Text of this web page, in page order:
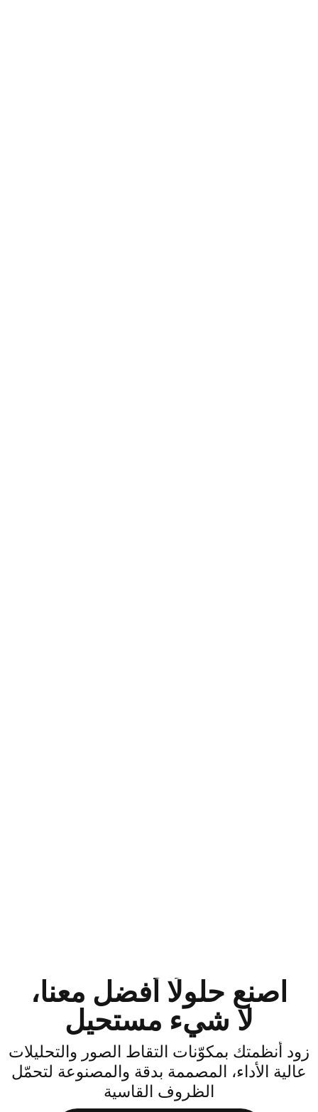
اصنع حلولًا أفضل معنا،
لا شيء مستحيل
أنظمتك بمكوّنات التقاط الصور والتحليلات
الأداء، المصممة بدقة والمصنوعة لتحمّل
الظروف القاسية